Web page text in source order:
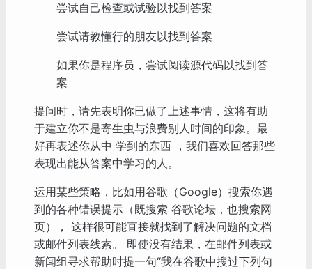
尝试自己检查或试验以找到答案
尝试请教懂行的朋友以找到答案
如果你是程序员，尝试阅读源代码以找到答
案
提问时，请先表明你已做了上述事情，这将有助
于建立你不是寄生虫与浪费别人时间的印象。最
好再表述你从中 学到的东西 ，我们喜欢回答那些
表现出能从答案中学习的人。
运用某些策略，比如用谷歌（Google）搜索你遇
到的各种错误提示（既搜索 谷歌论坛，也搜索网
页）， 这样很可能直接就找到了解决问题的文档
或邮件列表线索。 即使没有结果，在邮件列表或
新闻组寻求帮助时提一句“我在谷歌中搜过下列句